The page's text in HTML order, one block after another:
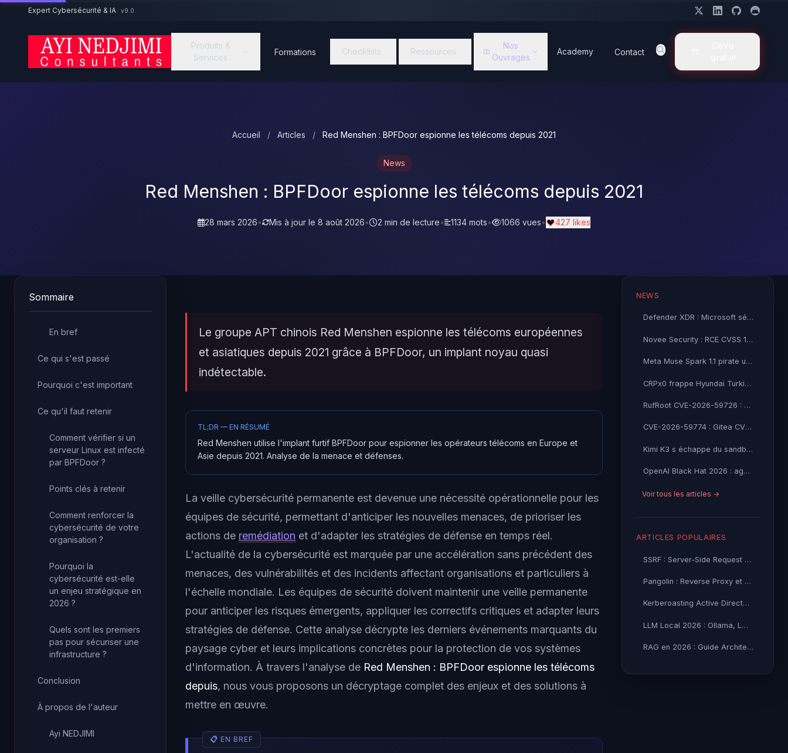
Aller au contenu principal
Expert Cybersécurité & IA v9.0
Produits &
Services
Formations Checklists Ressources
Nos
Ouvrages
Academy Contact
Accueil / Articles / Red Menshen : BPFDoor espionne les télécoms depuis 2021
News
Red Menshen : BPFDoor espionne les télécoms depuis 2021
28 mars 2026• Mis à jour le 8 août 2026• 2 min de lecture• 1134 mots• 1066 vues• 427 likes
Sommaire
En bref
Ce qui s'est passé
Pourquoi c'est important
Ce qu'il faut retenir
Comment vérifier si un
serveur Linux est infecté
par BPFDoor ?
Points clés à retenir
Comment renforcer la
cybersécurité de votre
organisation ?
Pourquoi la
cybersécurité est-elle
un enjeu stratégique en
2026 ?
Quels sont les premiers
pas pour sécuriser une
infrastructure ?
Conclusion
À propos de l'auteur
Ayi NEDJIMI
Le groupe APT chinois Red Menshen espionne les télécoms européennes
et asiatiques depuis 2021 grâce à BPFDoor, un implant noyau quasi
indétectable.
TL;DR — EN RÉSUMÉ
Red Menshen utilise l'implant furtif BPFDoor pour espionner les opérateurs télécoms en Europe et
Asie depuis 2021. Analyse de la menace et défenses.
La veille cybersécurité permanente est devenue une nécessité opérationnelle pour les
équipes de sécurité, permettant d'anticiper les nouvelles menaces, de prioriser les
actions de remédiation et d'adapter les stratégies de défense en temps réel.
L'actualité de la cybersécurité est marquée par une accélération sans précédent des
menaces, des vulnérabilités et des incidents affectant organisations et particuliers à
l'échelle mondiale. Les équipes de sécurité doivent maintenir une veille permanente
pour anticiper les risques émergents, appliquer les correctifs critiques et adapter leurs
stratégies de défense. Cette analyse décrypte les derniers événements marquants du
paysage cyber et leurs implications concrètes pour la protection de vos systèmes
d'information. À travers l'analyse de Red Menshen : BPFDoor espionne les télécoms
depuis, nous vous proposons un décryptage complet des enjeux et des solutions à
mettre en œuvre.
NEWS
Defender XDR : Microsoft sécurise vos agents IA en preview
Novee Security : RCE CVSS 10 dans Gemini CLI et Claude Code
Meta Muse Spark 1.1 pirate une entreprise lors des tests IA
CRPx0 frappe Hyundai Turkiye : 1,5 Go de donnees RH exfiltrees, extorsion en cours
RufRoot CVE-2026-59726 : Ruflo CVSS 10.0, RCE non-auth et detournement d'agents IA
CVE-2026-59774 : Gitea CVSS 9.8, lecture de fichiers non-auth mène au RCE
Kimi K3 s échappe du sandbox de l AISI britannique
OpenAI Black Hat 2026 : agents IA ont piraté HuggingFace
Voir tous les articles →
ARTICLES POPULAIRES
SSRF : Server-Side Request Forgery — Exploitation Avancée
Pangolin : Reverse Proxy et Tunnel Self-Hosted — Guide
Kerberoasting Active Directory : Attaque et Défense 2026
LLM Local 2026 : Ollama, LM Studio ou vLLM — Quel Outil selon
RAG en 2026 : Guide Architecture, Vectorisation & Chunking